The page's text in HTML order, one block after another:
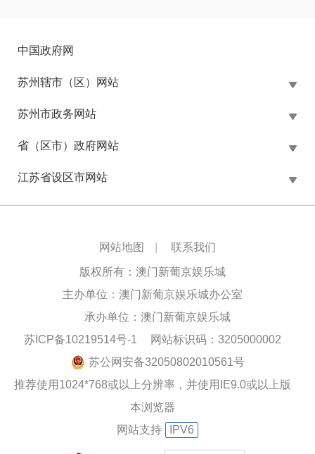
中国政府网
苏州辖市（区）网站
苏州市政务网站
省（区市）政府网站
江苏省设区市网站
网站地图 联系我们
版权所有：澳门新葡京娱乐城
主办单位：澳门新葡京娱乐城办公室
承办单位：澳门新葡京娱乐城
苏ICP备10219514号-1
网站标识码：3205000002
苏公网安备32050802010561号
推荐使用1024*768或以上分辨率，并使用IE9.0或以上版
本浏览器
网站支持
IPV6